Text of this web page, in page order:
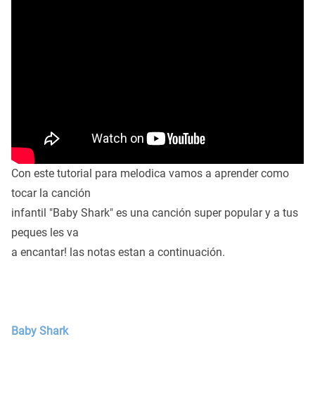
Con este tutorial para melodica vamos a aprender como
tocar la canción
infantil "Baby Shark" es una canción super popular y a tus
peques les va
a encantar! las notas estan a continuación.
Baby Shark